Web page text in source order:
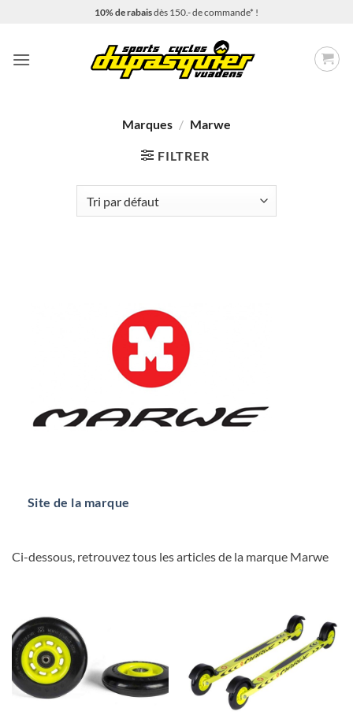
10% de rabaisdès 150.- de commande* !
Marques / Marwe
FILTRER
Site de la marque
Ci-dessous, retrouvez tous les articles de la marque Marwe